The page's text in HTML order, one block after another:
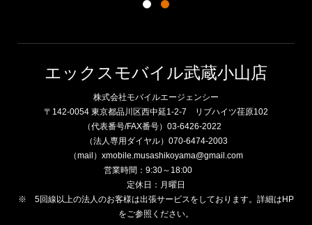
エックスモバイル武蔵小山店
株式会社モバイルエージェンシー
〒142-0054 東京都品川区西中延1-2-7 リブハイツ荏原102
（代表番号/FAX番号）03-6426-2022
（法人専用ダイヤル）070-6474-2003
（mail）xmobile.musashikoyama@gmail.com
営業時間：9:30～18:00
定休日：月曜日
※ 5回線以上の法人のお客様は出張サービスをしております。詳細はHP
をご参照ください。